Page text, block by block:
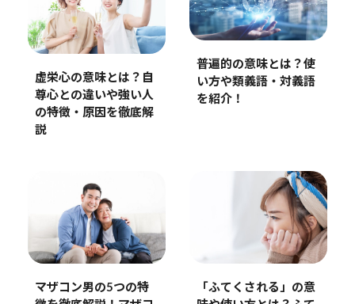
虚栄心の意味とは？自
尊心との違いや強い人
の特徴・原因を徹底解
説
普遍的の意味とは？使
い方や類義語・対義語
を紹介！
マザコン男の5つの特
「ふてくされる」の意